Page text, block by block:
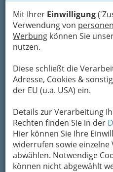
Mit Ihrer Einwilligung
Verwendung von
Werbung können Sie
nutzen.
Diese schließt die
Adresse, Cookies &
der EU (u.a. USA) ein.
Details zur Verarbeitung
Rechten finden Sie in der
Hier können Sie Ihre
widerrufen sowie einzelne
abwählen. Notwendige
können nicht abgewählt
Spaß für Groß
und Klein
Die Natur zeigt sich
derzeit von ihrer
Grund, der die ganze
alltäglichen Trott
Wanderungen in
entdecken oder einfach
See genießen? Die